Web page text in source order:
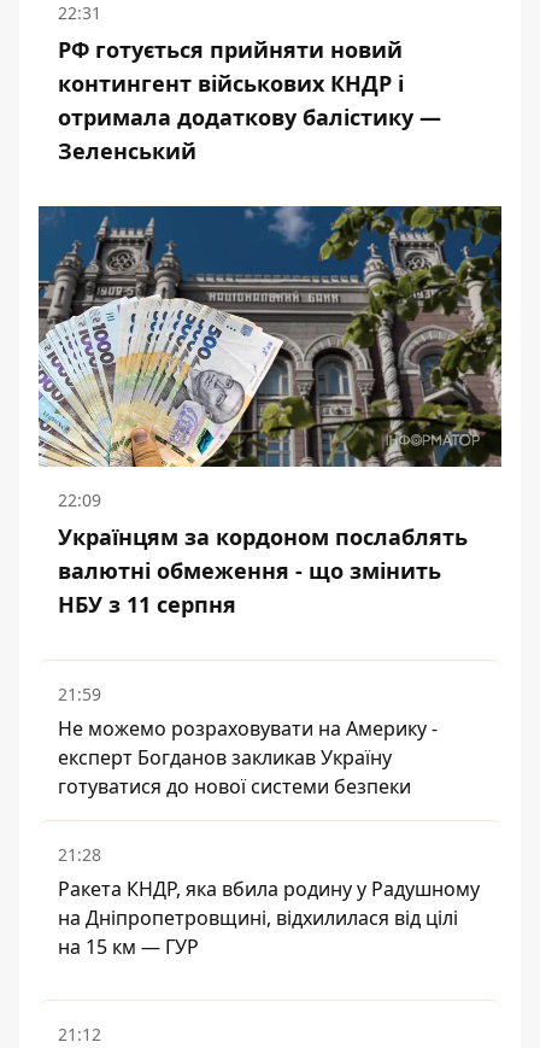
22:31
РФ готується прийняти новий
контингент військових КНДР і
отримала додаткову балістику —
Зеленський
22:09
Українцям за кордоном послаблять
валютні обмеження - що змінить
НБУ з 11 серпня
21:59
Не можемо розраховувати на Америку -
експерт Богданов закликав Україну
готуватися до нової системи безпеки
21:28
Ракета КНДР, яка вбила родину у Радушному
на Дніпропетровщині, відхилилася від цілі
на 15 км — ГУР
21:12